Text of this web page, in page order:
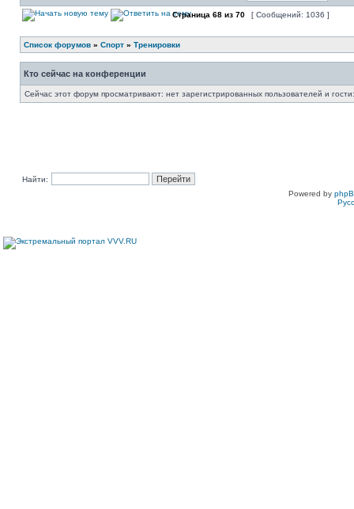
Страница 68 из 70 [ Сообщений: 1036 ]
Список форумов » Спорт » Тренировки
Кто сейчас на конференции
Сейчас этот форум просматривают: нет зарегистрированных пользователей и
Найти:
Powered by